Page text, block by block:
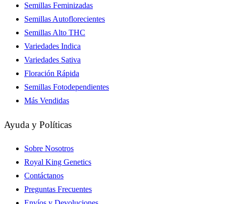
Semillas Feminizadas
Semillas Autoflorecientes
Semillas Alto THC
Variedades Indica
Variedades Sativa
Floración Rápida
Semillas Fotodependientes
Más Vendidas
Ayuda y Políticas
Sobre Nosotros
Royal King Genetics
Contáctanos
Preguntas Frecuentes